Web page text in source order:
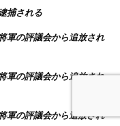
捕される
軍の評議会から追放され
軍の評議会から追放され
軍の評議会から追放され